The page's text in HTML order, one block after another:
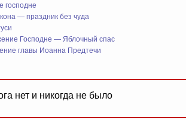
господне
— праздник без чуда
Господне — Яблочный спас
главы Иоанна Предтечи
нет и никогда не было